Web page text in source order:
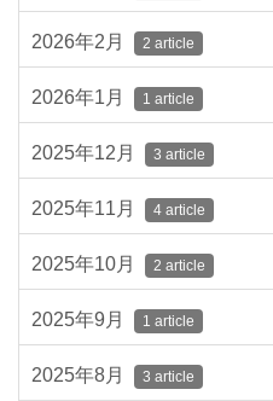
2026年2月 2 article
2026年1月 1 article
2025年12月 3 article
2025年11月 4 article
2025年10月 2 article
2025年9月 1 article
2025年8月 3 article